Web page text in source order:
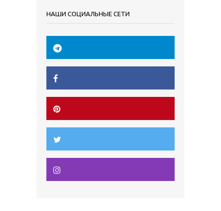
НАШИ СОЦИАЛЬНЫЕ СЕТИ